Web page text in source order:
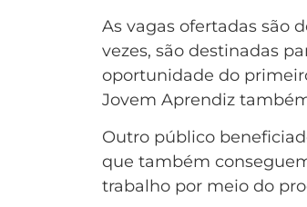
As vagas ofertadas são
vezes, são destinadas
oportunidade do
Jovem Aprendiz
Outro público
que também
trabalho por meio do